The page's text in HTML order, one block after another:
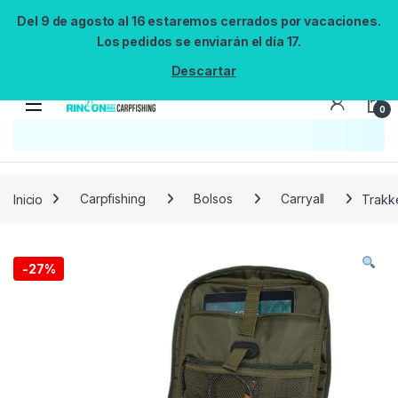
Del 9 de agosto al 16 estaremos cerrados por vacaciones.
Los pedidos se enviarán el día 17.
Descartar
0
Inténtalo de nuevo.
Reintentar